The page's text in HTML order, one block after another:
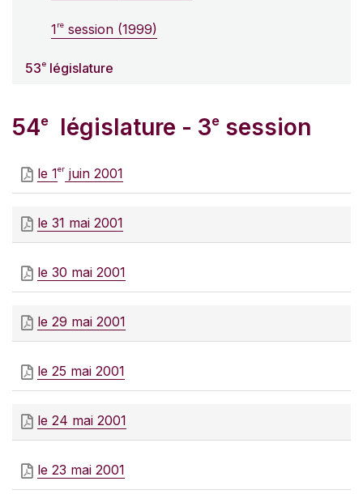
1re session (1999)
53e législature
54e législature - 3e session
le 1er juin 2001
le 31 mai 2001
le 30 mai 2001
le 29 mai 2001
le 25 mai 2001
le 24 mai 2001
le 23 mai 2001